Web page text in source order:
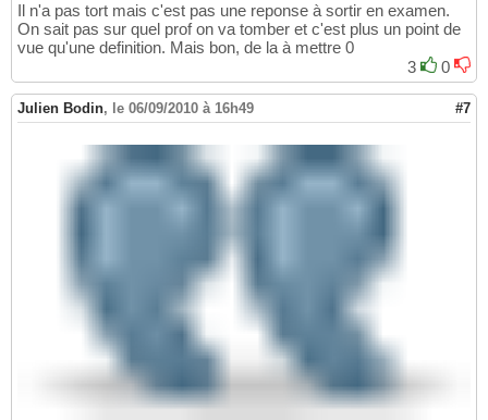
Il n'a pas tort mais c'est pas une reponse à sortir en examen.
On sait pas sur quel prof on va tomber et c'est plus un point de
vue qu'une definition. Mais bon, de la à mettre 0
3
0
Julien Bodin, le 06/09/2010 à 16h49 #7